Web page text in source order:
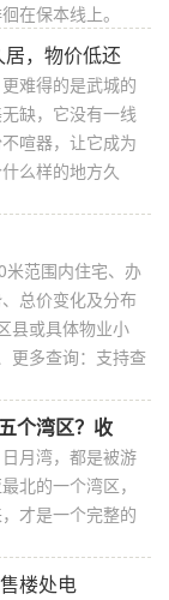
在保本线上。
，物价低还
难得的是武城的
缺，它没有一线
喧器，让它成为
么样的地方久
范围内住宅、办
总价变化及分布
县或具体物业小
更多查询：支持查
个湾区？收
月湾，都是被游
北的一个湾区，
才是一个完整的
楼处电